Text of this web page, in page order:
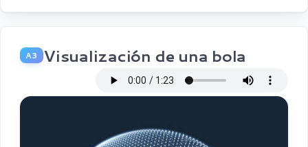
A3 Visualización de una bola